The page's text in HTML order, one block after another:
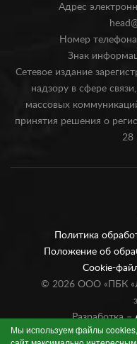
Мы используем файлы
Адрес
Номер
Знак
Сетевое издание
надзору в сфере
массовых
принятия решения о
28
Политика
Положение об
Cookie-
© 2026ООО «ПБК
Разработка –